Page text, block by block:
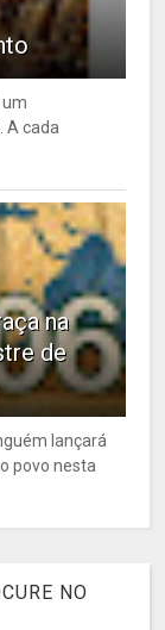
A cada
na
de
lançará
povo nesta
NO